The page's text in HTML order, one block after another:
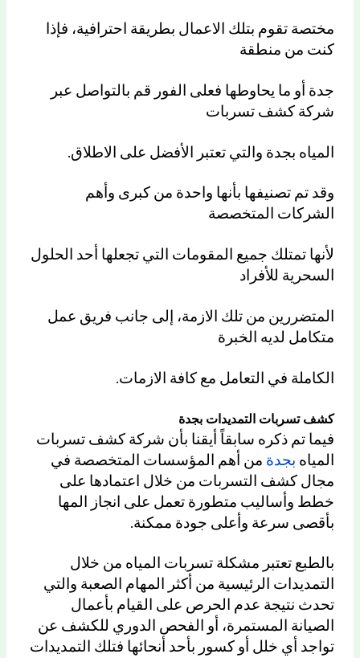
مختصة تقوم بتلك الاعمال بطريقة احترافية، فإذا
كنت من منطقة
جدة أو ما يحاوطها فعلى الفور قم بالتواصل عبر
شركة كشف تسربات
المياه بجدة والتي تعتبر الأفضل على الاطلاق.
وقد تم تصنيفها بأنها واحدة من كبرى وأهم
الشركات المتخصصة
لأنها تمتلك جميع المقومات التي تجعلها أحد الحلول
السحرية للأفراد
المتضررين من تلك الازمة، إلى جانب فريق عمل
متكامل لديه الخبرة
الكاملة في التعامل مع كافة الازمات.
كشف تسربات التمديدات بجدة
فيما تم ذكره سابقاً أيقنا بأن شركة كشف تسربات
المياه بجدة من أهم المؤسسات المتخصصة في
مجال كشف التسربات من خلال اعتمادها على
خطط وأساليب متطورة تعمل على انجاز المها
بأقصى سرعة وأعلى جودة ممكنة.
بالطبع تعتبر مشكلة تسربات المياه من خلال
التمديدات الرئيسية من أكثر المهام الصعبة والتي
تحدث نتيجة عدم الحرص على القيام بأعمال
الصيانة المستمرة، أو الفحص الدوري للكشف عن
تواجد أي خلل أو كسور بأحد أنحائها فتلك التمديدات